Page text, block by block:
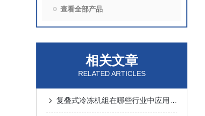
查看全部产品
相关文章
RELATED ARTICLES
复叠式冷冻机组在哪些行业中应用广泛？